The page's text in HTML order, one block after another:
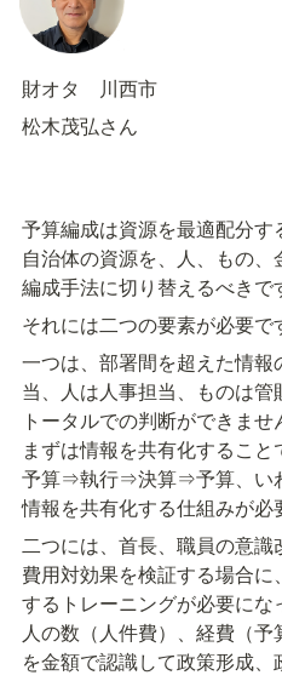
財オタ　川西市
松木茂弘さん
予算編成は資源を最適配分す
自治体の資源を、人、もの
編成手法に切り替えるべきで
それには二つの要素が必要で
一つは、部署間を超えた情
当、人は人事担当、ものは
トータルでの判断ができませ
まずは情報を共有化すること
予算⇒執行⇒決算⇒予算、い
情報を共有化する仕組みが必
二つには、首長、職員の意識
費用対効果を検証する場合
するトレーニングが必要にな
人の数（人件費）、経費（予
を金額で認識して政策形成